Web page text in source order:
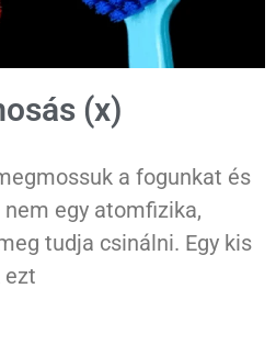
(x)
a fogunkat és
egy atomfizika,
tudja csinálni. Egy kis
ezt